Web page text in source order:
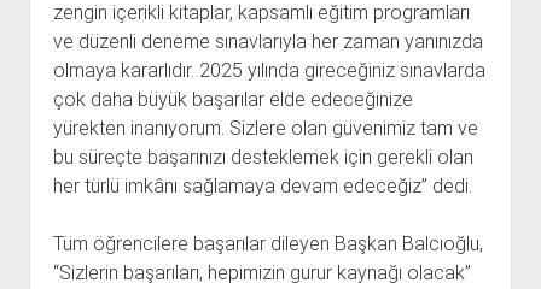
zengin içerikli kitaplar, kapsamlı eğitim programları
ve düzenli deneme sınavlarıyla her zaman yanınızda
olmaya kararlıdır. 2025 yılında gireceğiniz sınavlarda
çok daha büyük başarılar elde edeceğinize
yürekten inanıyorum. Sizlere olan güvenimiz tam ve
bu süreçte başarınızı desteklemek için gerekli olan
her türlü imkânı sağlamaya devam edeceğiz” dedi.
Tüm öğrencilere başarılar dileyen Başkan Balcıoğlu,
“Sizlerin başarıları, hepimizin gurur kaynağı olacak”